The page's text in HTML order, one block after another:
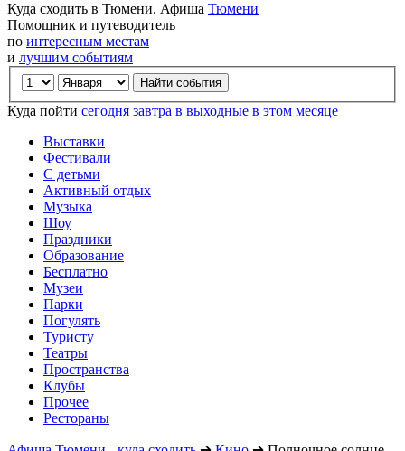
Куда сходить в Тюмени. Афиша Тюмени
Помощник и путеводитель
по интересным местам
и лучшим событиям
Куда пойти сегодня завтра в выходные в этом месяце
Выставки
Фестивали
С детьми
Активный отдых
Музыка
Шоу
Праздники
Образование
Бесплатно
Музеи
Парки
Погулять
Туристу
Театры
Пространства
Клубы
Прочее
Рестораны